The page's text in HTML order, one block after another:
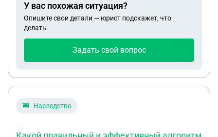
.простой рабочих стоит мне денег. По какому
закону и какими действиями мне ускорить
процесс замены стояка.Как на них повлиять?
У вас похожая ситуация?
Опишите свои детали — юрист подскажет, что
делать.
Задать свой вопрос
Наследство